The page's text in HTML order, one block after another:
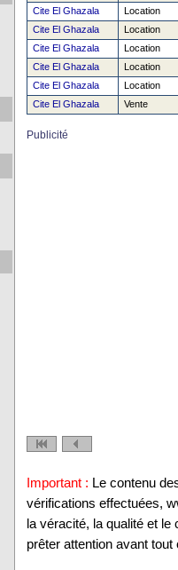
Cite El Ghazala
Location
Cite El Ghazala
Location
Cite El Ghazala
Location
Cite El Ghazala
Location
Cite El Ghazala
Location
Cite El Ghazala
Vente
Publicité
Important : Le contenu
vérifications effectuées,
la véracité, la qualité et
prêter attention avant tout